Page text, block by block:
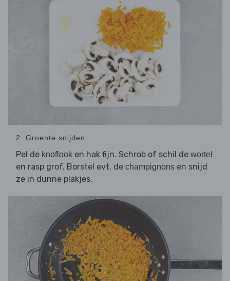
2. Groente snijden
Pel de knoflook en hak fijn. Schrob of schil de wortel
en rasp grof. Borstel evt. de champignons en snijd
ze in dunne plakjes.